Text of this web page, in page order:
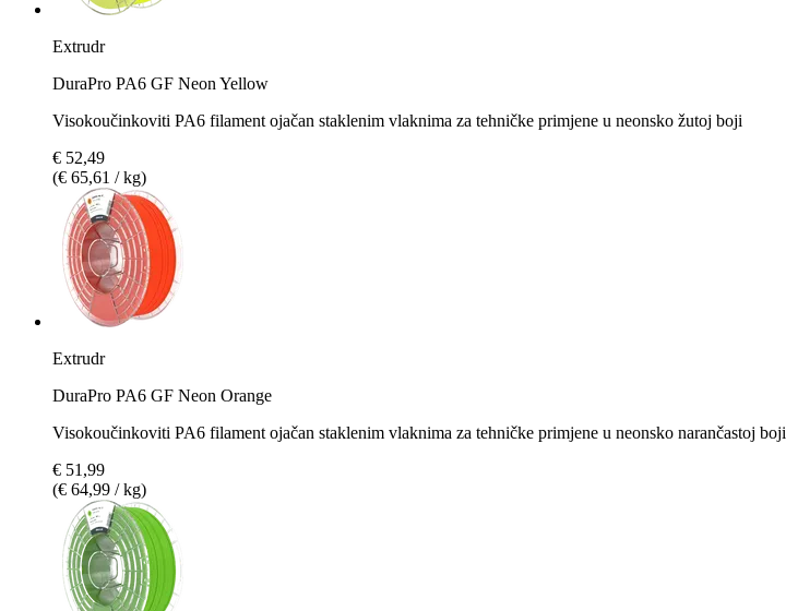
Extrudr
DuraPro PA6 GF Neon Yellow
Visokoučinkoviti PA6 filament ojačan staklenim vlaknima za tehničke primjene u neonsko žutoj boji
€ 52,49
(€ 65,61 / kg)
Extrudr
DuraPro PA6 GF Neon Orange
Visokoučinkoviti PA6 filament ojačan staklenim vlaknima za tehničke primjene u neonsko narančastoj boji
€ 51,99
(€ 64,99 / kg)